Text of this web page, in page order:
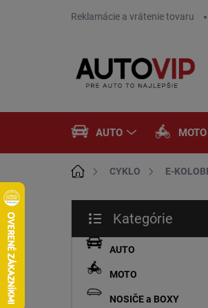
Reklamácie a vrátenie tovaru
AUTO MOTO
DomovCYKLO E-
č
kategórie
Kategórie
AUTO
MOTO
NOSIČE a BOXY